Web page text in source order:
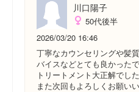
川口陽子
50代後半
2026/03/20 16:46
丁寧なカウンセリングや髪
バイスなどとても良かったで
トリートメント大正解でし
また次回もよろしくお願い